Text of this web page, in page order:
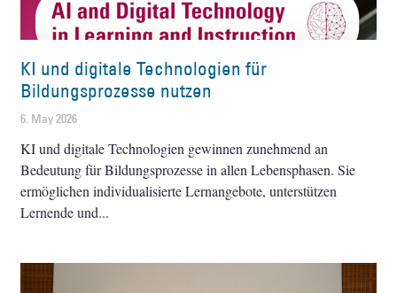
KI und digitale Technologien für
Bildungsprozesse nutzen
6. May 2026
KI und digitale Technologien gewinnen zunehmend an
Bedeutung für Bildungsprozesse in allen Lebensphasen. Sie
ermöglichen individualisierte Lernangebote, unterstützen
Lernende und